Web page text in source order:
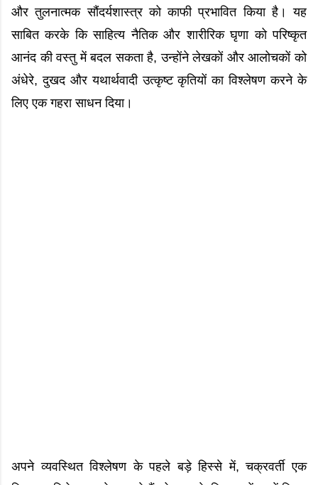
और तुलनात्मक सौंदर्यशास्त्र को काफी प्रभावित किया है। यह
साबित करके कि साहित्य नैतिक और शारीरिक घृणा को परिष्कृत
आनंद की वस्तु में बदल सकता है, उन्होंने लेखकों और आलोचकों को
अंधेरे, दुखद और यथार्थवादी उत्कृष्ट कृतियों का विश्लेषण करने के
लिए एक गहरा साधन दिया।
अपने व्यवस्थित विश्लेषण के पहले बड़े हिस्से में, चक्रवर्ती एक